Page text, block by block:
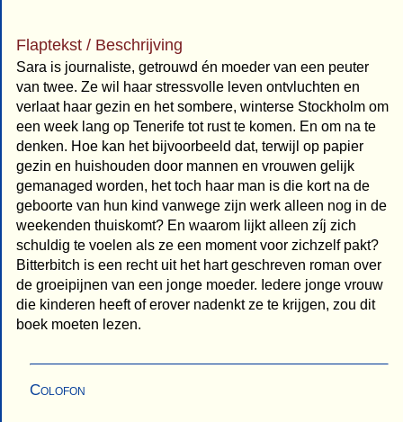
Flaptekst / Beschrijving
Sara is journaliste, getrouwd én moeder van een peuter
van twee. Ze wil haar stressvolle leven ontvluchten en
verlaat haar gezin en het sombere, winterse Stockholm om
een week lang op Tenerife tot rust te komen. En om na te
denken. Hoe kan het bijvoorbeeld dat, terwijl op papier
gezin en huishouden door mannen en vrouwen gelijk
gemanaged worden, het toch haar man is die kort na de
geboorte van hun kind vanwege zijn werk alleen nog in de
weekenden thuiskomt? En waarom lijkt alleen zíj zich
schuldig te voelen als ze een moment voor zichzelf pakt?
Bitterbitch is een recht uit het hart geschreven roman over
de groeipijnen van een jonge moeder. Iedere jonge vrouw
die kinderen heeft of erover nadenkt ze te krijgen, zou dit
boek moeten lezen.
Colofon